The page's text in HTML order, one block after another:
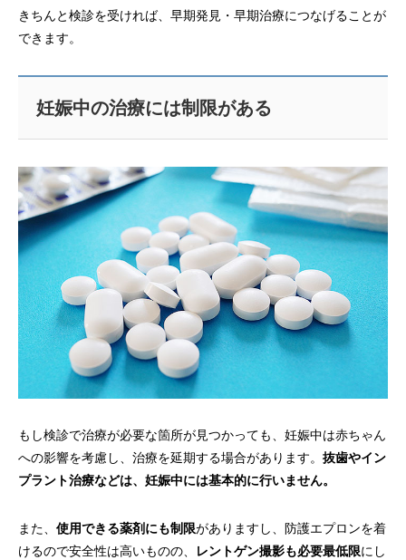
きちんと検診を受ければ、早期発見・早期治療につなげることが
できます。
妊娠中の治療には制限がある
もし検診で治療が必要な箇所が見つかっても、妊娠中は赤ちゃん
への影響を考慮し、治療を延期する場合があります。 抜歯やイン
プラント治療などは、妊娠中には基本的に行いません。
また、 使用できる薬剤にも制限がありますし、防護エプロンを着
けるので安全性は高いものの、
レントゲン撮影も必要最低限にし